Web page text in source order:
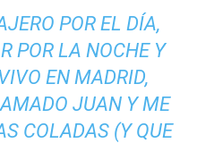
POR EL DÍA,
POR LA NOCHE Y
EN MADRID,
JUAN Y ME
COLADAS (Y QUE